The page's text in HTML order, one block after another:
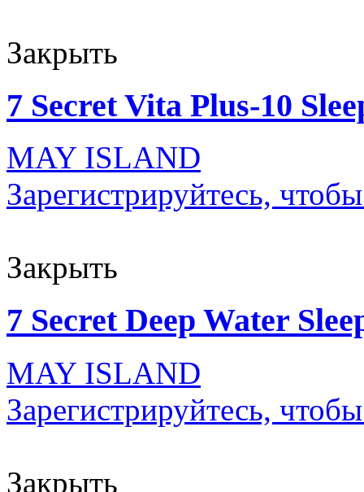
Закрыть
7 Secret Vita Plus-10
MAY ISLAND
Зарегистрируйтесь,
Закрыть
7 Secret Deep Water
MAY ISLAND
Зарегистрируйтесь,
Закрыть